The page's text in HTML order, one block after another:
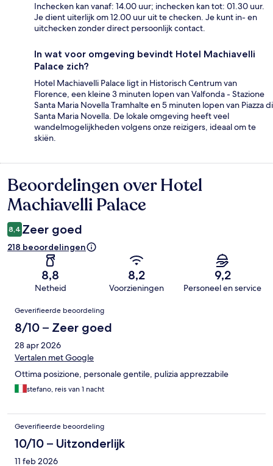
Inchecken kan vanaf: 14.00 uur; inchecken kan tot: 01.30 uur.
Je dient uiterlijk om 12.00 uur uit te checken. Je kunt in- en
uitchecken zonder direct persoonlijk contact.
In wat voor omgeving bevindt Hotel Machiavelli
Palace zich?
Hotel Machiavelli Palace ligt in Historisch Centrum van
Florence, een kleine 3 minuten lopen van Valfonda - Stazione
Santa Maria Novella Tramhalte en 5 minuten lopen van Piazza di
Santa Maria Novella. De lokale omgeving heeft veel
wandelmogelijkheden volgens onze reizigers, ideaal om te
skiën.
Beoordelingen
Beoordelingen over Hotel
Machiavelli Palace
8,4 Zeer goed
218 beoordelingen
8,8
Netheid
8,2
Voorzieningen
9,2
Personeel en service
Beoordelingen
Geverifieerde beoordeling
8/10 – Zeer goed
28 apr 2026
Vertalen met Google
Ottima posizione, personale gentile, pulizia apprezzabile
stefano, reis van 1 nacht
Geverifieerde beoordeling
10/10 – Uitzonderlijk
11 feb 2026